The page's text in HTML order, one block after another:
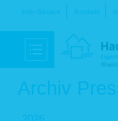
Navigation
Info-Service Kontakt
Archiv
2026